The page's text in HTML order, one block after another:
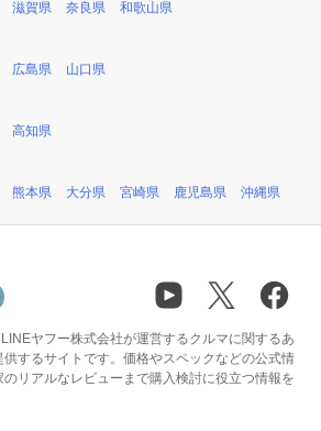
滋賀県 奈良県 和歌山県
広島県 山口県
高知県
熊本県 大分県 宮崎県 鹿児島県 沖縄県
ヤフー株式会社が運営するクルマに関するあ
するサイトです。価格やスペックなどの公式情
リアルなレビューまで購入検討に役立つ情報を